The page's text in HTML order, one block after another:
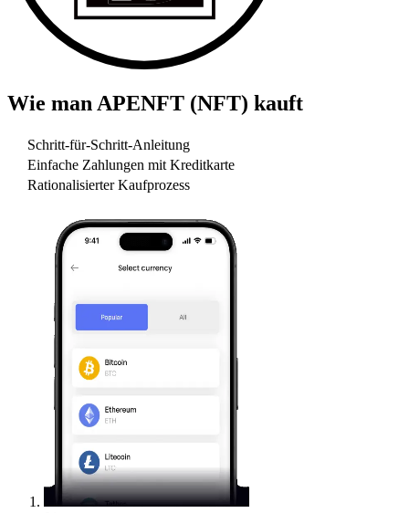
Wie man APENFT (NFT) kauft
Schritt-für-Schritt-Anleitung
Einfache Zahlungen mit Kreditkarte
Rationalisierter Kaufprozess